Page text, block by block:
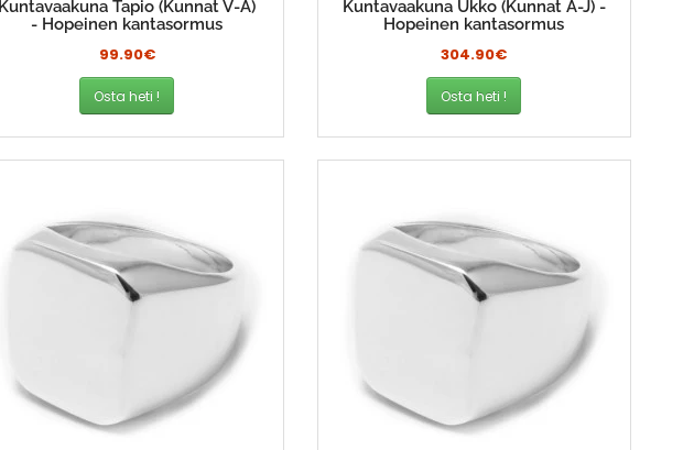
Kuntavaakuna Tapio (Kunnat V-Ä)
- Hopeinen kantasormus
99.90€
Osta heti !
Kuntavaakuna Ukko (Kunnat A-J) -
Hopeinen kantasormus
304.90€
Osta heti !